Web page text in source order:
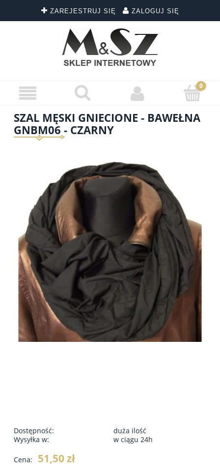
ZAREJESTRUJ SIĘ ZALOGUJ SIĘ
SZAL MĘSKI GNIECIONE - BAWEŁNA
GNBM06 - CZARNY
Dostępność:
duża ilość
Wysyłka w:
w ciągu 24h
Cena: 51,50 zł